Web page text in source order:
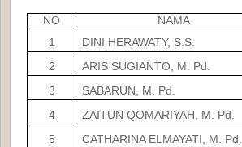
NO NAMA
1
DINI HERAWATY, S.S.
2
ARIS SUGIANTO, M. Pd.
3
SABARUN, M. Pd.
4
ZAITUN QOMARIYAH, M. Pd.
5
CATHARINA ELMAYATI, M. Pd.